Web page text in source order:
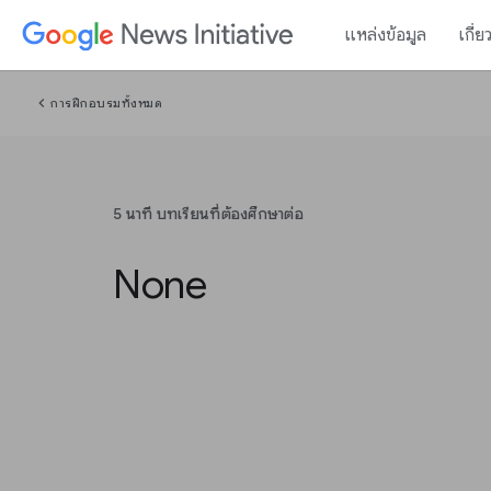
แหล่งข้อมูล เกี่ย
chevron_left การฝึกอบรมทั้งหมด
5 นาที บทเรียนที่ต้องศึกษาต่อ
None